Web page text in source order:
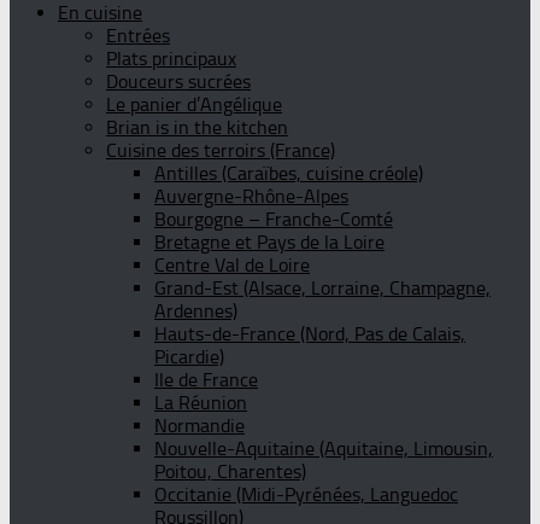
En cuisine
Entrées
Plats principaux
Douceurs sucrées
Le panier d’Angélique
Brian is in the kitchen
Cuisine des terroirs (France)
Antilles (Caraïbes, cuisine créole)
Auvergne-Rhône-Alpes
Bourgogne – Franche-Comté
Bretagne et Pays de la Loire
Centre Val de Loire
Grand-Est (Alsace, Lorraine, Champagne,
Ardennes)
Hauts-de-France (Nord, Pas de Calais,
Picardie)
Ile de France
La Réunion
Normandie
Nouvelle-Aquitaine (Aquitaine, Limousin,
Poitou, Charentes)
Occitanie (Midi-Pyrénées, Languedoc
Roussillon)